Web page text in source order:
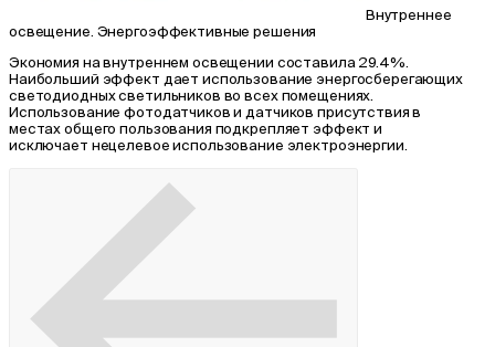
Внутреннее
освещение. Энергоэффективные решения
Экономия на внутреннем освещении составила 29.4%.
Наибольший эффект дает использование энергосберегающих
светодиодных светильников во всех помещениях.
Использование фотодатчиков и датчиков присутствия в
местах общего пользования подкрепляет эффект и
исключает нецелевое использование электроэнергии.